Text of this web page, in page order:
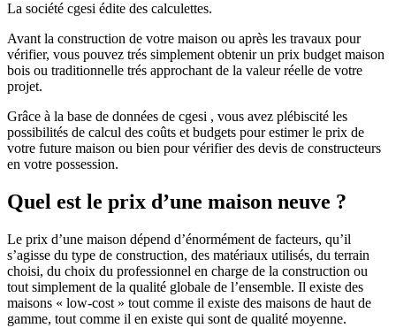
La société cgesi édite des calculettes.
Avant la construction de votre maison ou après les travaux pour
vérifier, vous pouvez trés simplement obtenir un prix budget maison
bois ou traditionnelle trés approchant de la valeur réelle de votre
projet.
Grâce à la base de données de cgesi , vous avez plébiscité les
possibilités de calcul des coûts et budgets pour estimer le prix de
votre future maison ou bien pour vérifier des devis de constructeurs
en votre possession.
Quel est le prix d’une maison neuve ?
Le prix d’une maison dépend d’énormément de facteurs, qu’il
s’agisse du type de construction, des matériaux utilisés, du terrain
choisi, du choix du professionnel en charge de la construction ou
tout simplement de la qualité globale de l’ensemble. Il existe des
maisons « low-cost » tout comme il existe des maisons de haut de
gamme, tout comme il en existe qui sont de qualité moyenne.